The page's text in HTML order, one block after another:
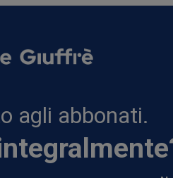
agli abbonati.